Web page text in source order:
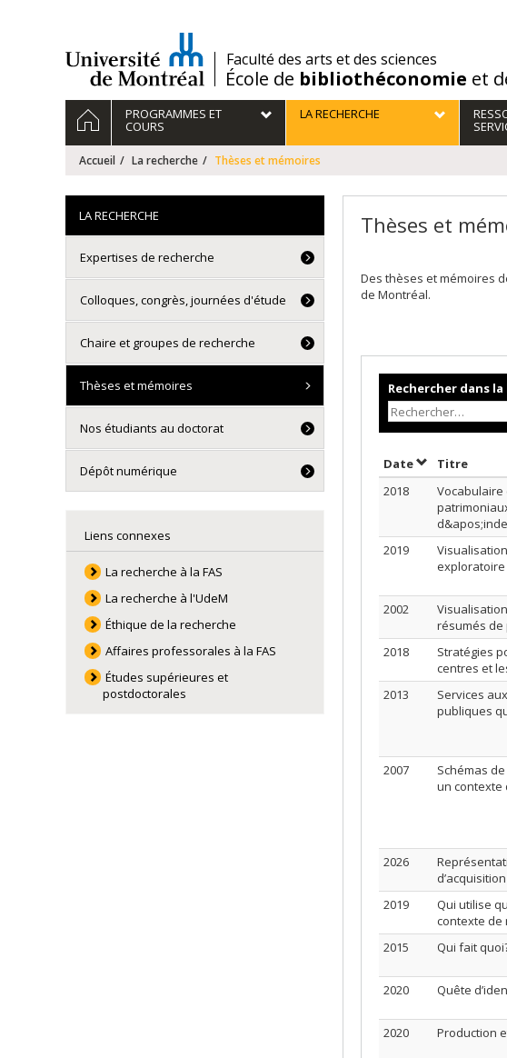
/Faculté des arts et des sciences
École de bibliothéconomie et
Navigation
principale
ACCUEILPROGRAMMES ET
COURS
LA RECHERCHE
Accueil La recherche Thèses et mémoires
Thèses et
Des thèses et mémoires
de Montréal.
Rechercher dans
DateTrier par date
Titre
2018
2019
exploratoire
2002
résumés
2018
Stratégies
centres et
2013
Services
publiques
2007
Schémas
un contexte
2026
2019
Qui utilise
contexte de
2015
Qui fait
2020
Quête
2020 Production
LA RECHERCHE
Expertises de recherche
Colloques, congrès, journées d'étude
Chaire et groupes de recherche
Thèses et mémoires
Nos étudiants au doctorat
Dépôt numérique
Liens connexes
La recherche à la FAS
La recherche à l'UdeM
Éthique de la recherche
Affaires professorales à la FAS
Études supérieures et
postdoctorales